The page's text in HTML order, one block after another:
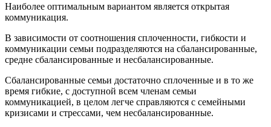
Наиболее оптимальным вариантом является открытая
коммуникация.
В зависимости от соотношения сплоченности, гибкости и
коммуникации семьи подразделяются на сбалансированные,
средне сбалансированные и несбалансированные.
Сбалансированные семьи достаточно сплоченные и в то же
время гибкие, с доступной всем членам семьи
коммуникацией, в целом легче справляются с семейными
кризисами и стрессами, чем несбалансированные.